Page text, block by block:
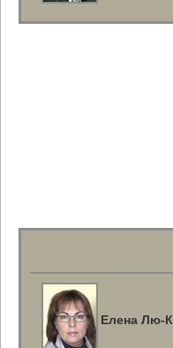
Елена Лю-